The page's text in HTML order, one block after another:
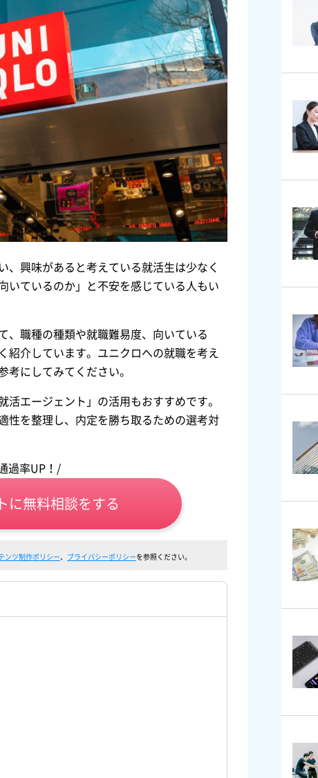
、興味があると考えている就活生は少なく
いているのか」と不安を感じている人もい
、職種の種類や就職難易度、向いている
紹介しています。ユニクロへの就職を考え
考にしてみてください。
エージェント」の活用もおすすめです。
性を整理し、内定を勝ち取るための選考対
過率UP！/
に無料相談をする
ンツ制作ポリシー プライバシーポリシー を参照ください。